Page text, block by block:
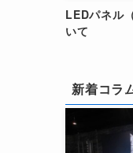
LEDパネル
いて
新着コラ